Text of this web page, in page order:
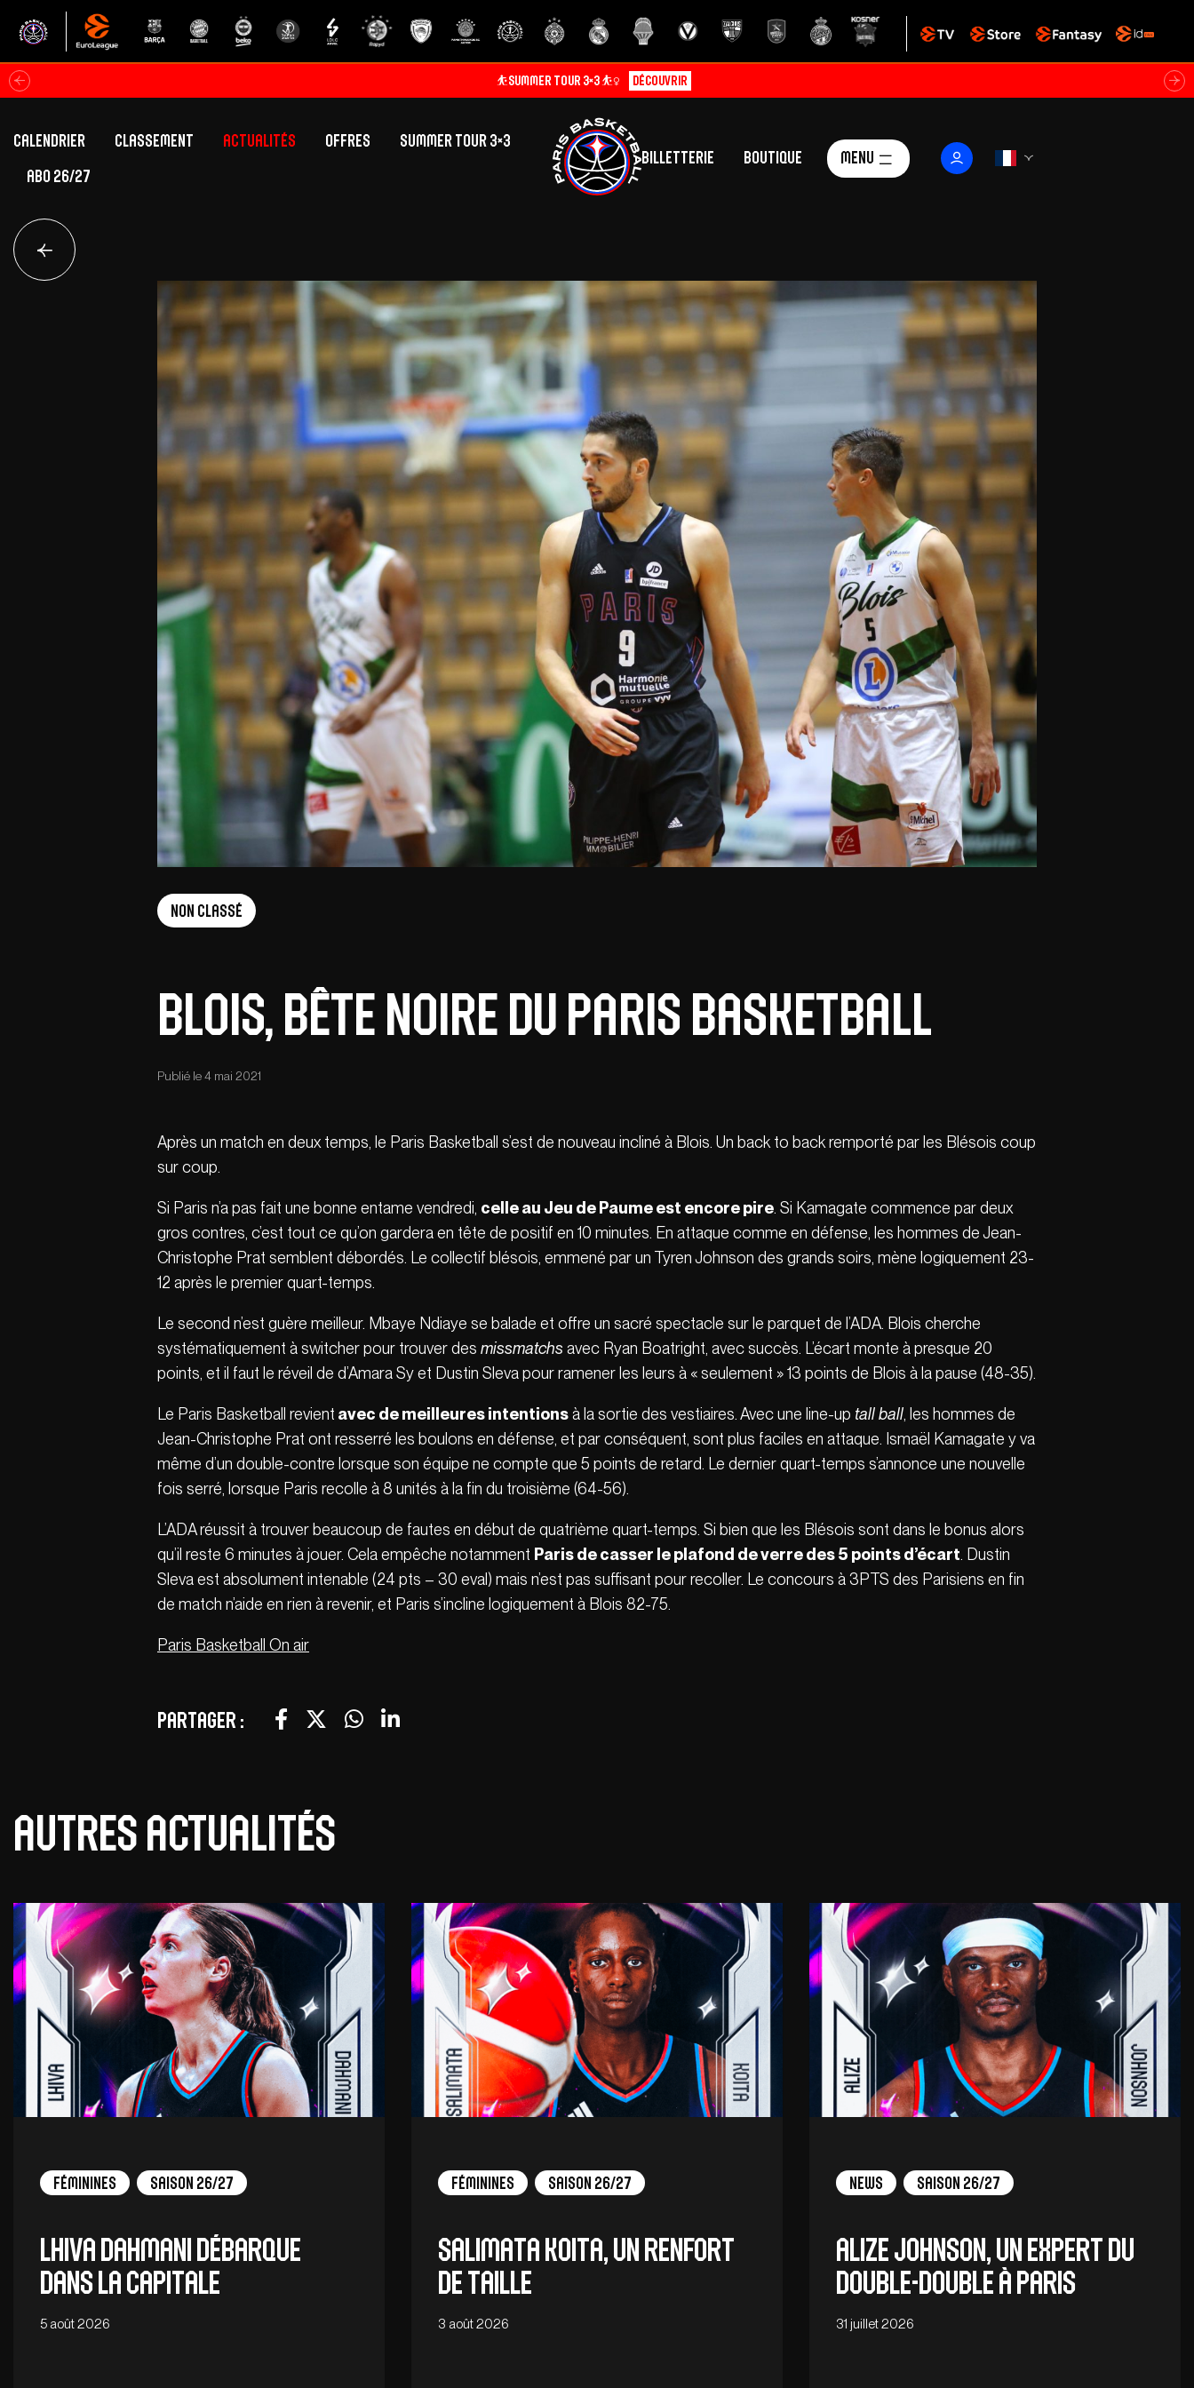
⛹️SUMMER TOUR 3×3 ⛹️‍♀️ Découvrir
Calendrier
Classement
Classement Betclic Elite
Actualités
Offres
SUMMER TOUR 3×3
ABO 26/27
Billetterie Boutique Menu
Équipe Première
Classement Betclic Elite
Présentation
Effectif
Présentation
La vie au centre
Effectif
Camps
Actualités
Volontaires
ON RECRUTE
Contact
Offres Grand Public Offres Hospitalités
Courtside Club
Central House
Suites
FAQ
Adidas Arena
Accès et informations
Arena Tour
Événements et séminaires
Entertainment
FAQ
Partenaires
Nos partenaires
Devenir partenaire
Business Club
Non Classé
Blois, bête noire du Paris Basketball
Publié le 4 mai 2021
Après un match en deux temps, le Paris Basketball s’est de nouveau incliné à Blois. Un back to back remporté par les Blésois coup
sur coup.
Si Paris n’a pas fait une bonne entame vendredi, celle au Jeu de Paume est encore pire . Si Kamagate commence par deux
gros contres, c’est tout ce qu’on gardera en tête de positif en 10 minutes. En attaque comme en défense, les hommes de Jean-
Christophe Prat semblent débordés. Le collectif blésois, emmené par un Tyren Johnson des grands soirs, mène logiquement 23-
12 après le premier quart-temps.
Le second n’est guère meilleur. Mbaye Ndiaye se balade et offre un sacré spectacle sur le parquet de l’ADA. Blois cherche
systématiquement à switcher pour trouver des missmatchs avec Ryan Boatright, avec succès. L’écart monte à presque 20
points, et il faut le réveil de d’Amara Sy et Dustin Sleva pour ramener les leurs à « seulement » 13 points de Blois à la pause (48-35).
Le Paris Basketball revient avec de meilleures intentionsà la sortie des vestiaires. Avec une line-up tall ball , les hommes de
Jean-Christophe Prat ont resserré les boulons en défense, et par conséquent, sont plus faciles en attaque. Ismaël Kamagate y va
même d’un double-contre lorsque son équipe ne compte que 5 points de retard. Le dernier quart-temps s’annonce une nouvelle
fois serré, lorsque Paris recolle à 8 unités à la fin du troisième (64-56).
L’ADA réussit à trouver beaucoup de fautes en début de quatrième quart-temps. Si bien que les Blésois sont dans le bonus alors
qu’il reste 6 minutes à jouer. Cela empêche notamment Paris de casser le plafond de verre des 5 points d’écart . Dustin
Sleva est absolument intenable (24 pts – 30 eval) mais n’est pas suffisant pour recoller. Le concours à 3PTS des Parisiens en fin
de match n’aide en rien à revenir, et Paris s’incline logiquement à Blois 82-75.
Paris Basketball On air
Partager :
Autres actualités
Féminines Saison 26/27
Lhiva Dahmani débarque
dans la capitale
5 août 2026
Féminines Saison 26/27
Salimata Koita, un renfort
de taille
3 août 2026
News Saison 26/27
Alize Johnson, un expert du
double-double à Paris
31 juillet 2026